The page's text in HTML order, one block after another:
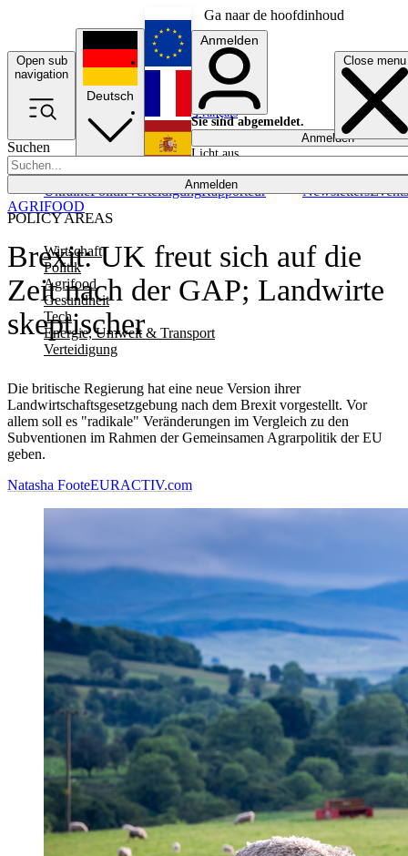
Ga naar de hoofdinhoud
Open sub
navigation
Close menu
Suchen
Anmelden
POLICY AREAS
Wirtschaft
Politik
Agrifood
Gesundheit
Tech
Energie, Umwelt & Transport
Verteidigung
UkrainePolitikVerteidigungRapporteur NewslettersEvents
Deutsch
English
Français
Anmelden
Sie sind abgemeldet.
Anmelden
Licht aus
Brexit: UK freut sich auf die
Zeit nach der GAP; Landwirte
skeptischer
Die britische Regierung hat eine neue Version ihrer
Landwirtschaftsgesetzgebung nach dem Brexit vorgestellt. Vor
allem soll es "radikale" Veränderungen im Vergleich zu den
Subventionen im Rahmen der Gemeinsamen Agrarpolitik der EU
geben.
AGRIFOOD
Natasha FooteEURACTIV.com